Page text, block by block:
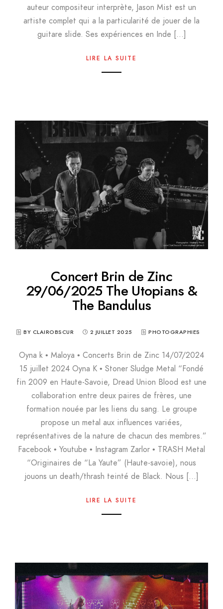
auteur compositeur interprète, Jason Mist est un
artiste complet qui a la particularité de jouer de la
guitare slide. Ses expériences en Inde […]
LIRE LA SUITE
Concert Brin de Zinc
29/06/2025 The Utopians &
The Bandulus
BY CLAIROBSCUR 2 JUILLET 2025 PHOTOGRAPHIES
Oyna k • Maloya • Concerts Brin de Zinc 14/07/2024
15 juillet 2024 Oyna K • Stoner Sludge Metal “Fondé
fin 2009 en Haute-Savoie, Dread Union Blood est une
collaboration entre deux paires de frères, une
formation nouée par les liens du sang. Le groupe
propose un metal aux influences variées,
représentatives de la nature de chacun des membres.”
Facebook • Youtube • Instagram Zarlor • TRASH Metal
“Originaires de “La Yaute” (Haute-savoie), nous
jouons un death/thrash teinté de Black. Nous […]
LIRE LA SUITE